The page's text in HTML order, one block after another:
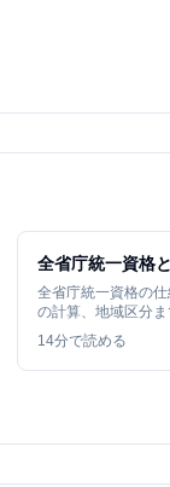
全省庁統一資格
全省庁統一資格の
の計算、地域区分ま
14分で読める